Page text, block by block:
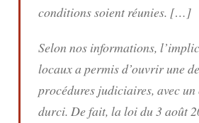
conditions soient réunies. […]
Selon nos informations,
locaux a permis d’ouvrir une
procédures judiciaires, avec un
durci. De fait, la loi du 3 août